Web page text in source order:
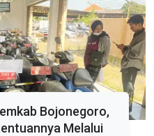
Bojonegoro,
Melalui